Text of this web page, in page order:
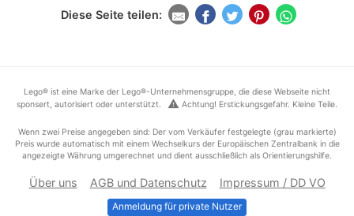
Diese Seite teilen:
Lego® ist eine Marke der Lego®-Unternehmensgruppe, die diese Webseite nicht
sponsert, autorisiert oder unterstützt.
warning Achtung! Erstickungsgefahr. Kleine Teile.
Wenn zwei Preise angegeben sind: Der vom Verkäufer festgelegte (grau markierte)
Preis wurde automatisch mit einem Wechselkurs der Europäischen Zentralbank in die
angezeigte Währung umgerechnet und dient ausschließlich als Orientierungshilfe.
Über uns AGB und Datenschutz Impressum / DD VO
Anmeldung für private Nutzer